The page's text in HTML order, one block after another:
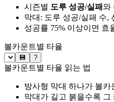
시즌별 도루 성공/실패와
막대: 도루 성공/실패 수,
성공률 75% 이상이면 효
볼카운트별 타율
💾 ?
볼카운트별 타율 읽는 법
방사형 막대 하나가 볼카
막대가 길고 붉을수록